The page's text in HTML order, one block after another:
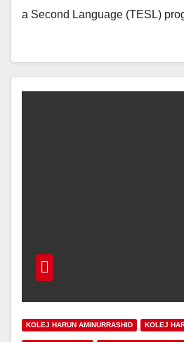
a Second Language (TESL)
KOLEJ HARUN AMINURRASHID KOLEJ